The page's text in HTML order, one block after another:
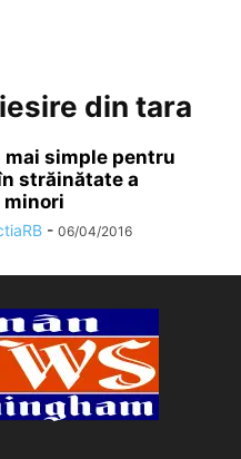
din tara
mai simple pentru
străinătate a
minori
- 06/04/2016